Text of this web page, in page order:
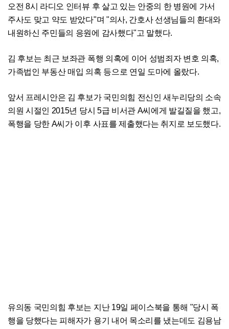
오전 8시 라디오 인터뷰 후 살고 있는 안중의 한 병원에 가서
주사도 맞고 약도 받았다"며 "의사, 간호사 선생님들의 환대와
내원하신 주민들의 응원에 감사했다"고 말했다.
김 후보는 최근 보좌관 폭행 의혹에 이어 성범죄자 변호 의혹,
가족법인 부동산 매입 의혹 등으로 연일 도마에 올랐다.
앞서 프레시안은 김 후보가 국민의힘 전신인 새누리당의 소속
의원 시절인 2015년 당시 5급 비서관 A씨에게 발길질을 했고,
폭행을 당한 A씨가 이후 사표를 제출했다는 취지로 보도했다.
유의동 국민의힘 후보는 지난 19일 페이스북을 통해 "당시 폭
행을 당했다는 피해자가 용기 내어 목소리를 냈는데도 김용남